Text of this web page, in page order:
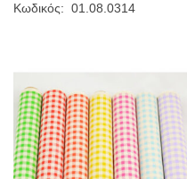
Κωδικός: 01.08.0314